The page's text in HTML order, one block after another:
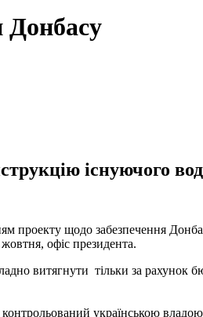
існуючого
проекту щодо забезпечення
офіс президента.
витягнути тільки за рахунок
українською